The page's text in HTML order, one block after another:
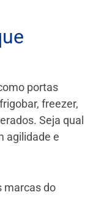
portas
freezer,
Seja qual
agilidade e
marcas do